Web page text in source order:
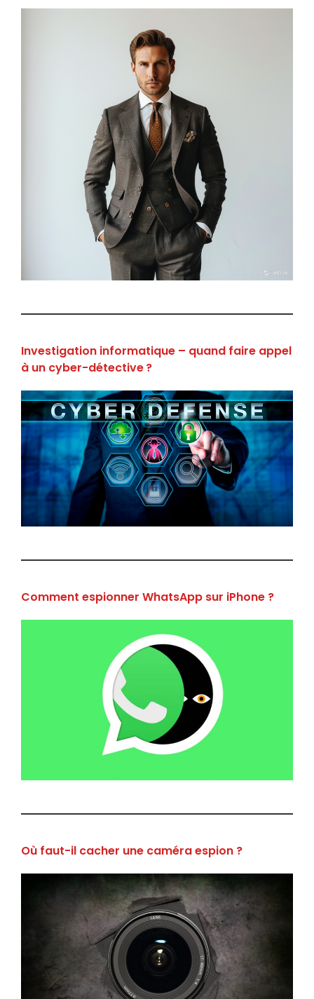
Investigation informatique – quand faire appel
à un cyber-détective ?
Comment espionner WhatsApp sur iPhone ?
Où faut-il cacher une caméra espion ?